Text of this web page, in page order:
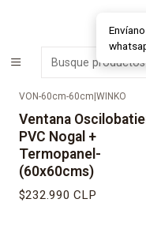
MÁS DE 15 AÑOS
Inicio Outlet y
VON-60cm-60cm WINKO
Ventana
PVC Nogal +
Termopanel-
(60x60cms)
$232.990 CLP